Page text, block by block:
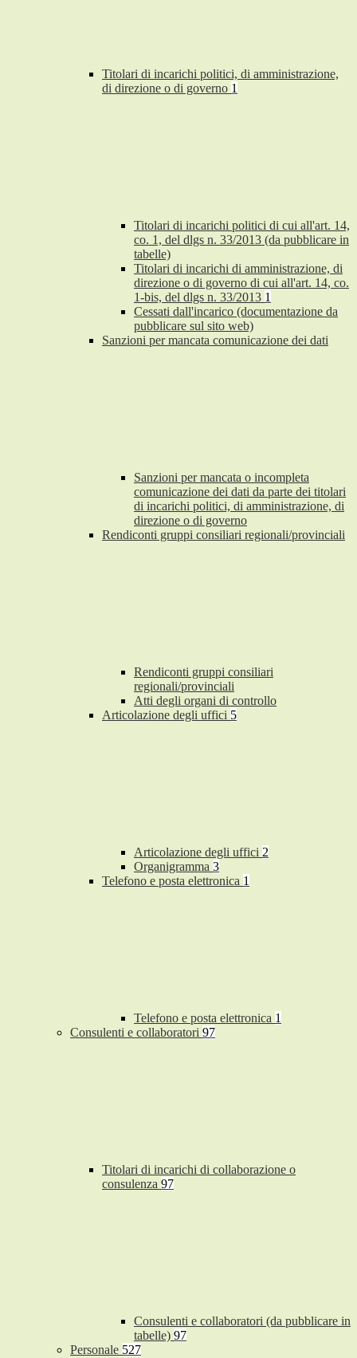
Titolari di incarichi politici, di amministrazione,
di direzione o di governo 1
Titolari di incarichi politici di cui all'art. 14,
co. 1, del dlgs n. 33/2013 (da pubblicare in
tabelle)
Titolari di incarichi di amministrazione, di
direzione o di governo di cui all'art. 14, co.
1-bis, del dlgs n. 33/2013 1
Cessati dall'incarico (documentazione da
pubblicare sul sito web)
Sanzioni per mancata comunicazione dei dati
Sanzioni per mancata o incompleta
comunicazione dei dati da parte dei titolari
di incarichi politici, di amministrazione, di
direzione o di governo
Rendiconti gruppi consiliari regionali/provinciali
Rendiconti gruppi consiliari
regionali/provinciali
Atti degli organi di controllo
Articolazione degli uffici 5
Articolazione degli uffici 2
Organigramma 3
Telefono e posta elettronica 1
Telefono e posta elettronica 1
Consulenti e collaboratori 97
Titolari di incarichi di collaborazione o
consulenza 97
Consulenti e collaboratori (da pubblicare in
tabelle) 97
Personale 527